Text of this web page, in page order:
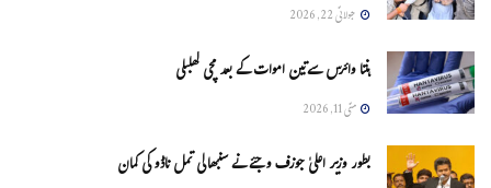
جولائی 22, 2026
ہنتا وائرس سےتین اموات کے بعد مچی کھلبلی
مئی 11, 2026
بطور وزیر اعلیٰ جوزف وجئے نے سنبھالی تمل ناڈو کی کمان